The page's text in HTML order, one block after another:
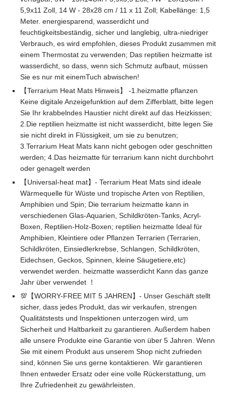
5,9x11 Zoll, 14 W - 28x28 cm / 11 x 11 Zoll; Kabellänge: 1,5
Meter. energiesparend, wasserdicht und
feuchtigkeitsbeständig, sicher und langlebig, ultra-niedriger
Verbrauch, es wird empfohlen, dieses Produkt zusammen mit
einem Thermostat zu verwenden; Das reptilien heizmatte ist
wasserdicht, so dass, wenn sich Schmutz aufbaut, müssen
Sie es nur mit einemTuch abwischen!
【Terrarium Heat Mats Hinweis】 -1.heizmatte pflanzen
Keine digitale Anzeigefunktion auf dem Zifferblatt, bitte legen
Sie Ihr krabbelndes Haustier nicht direkt auf das Heizkissen;
2.Die reptilien heizmatte ist nicht wasserdicht, bitte legen Sie
sie nicht direkt in Flüssigkeit, um sie zu benutzen;
3.Terrarium Heat Mats kann nicht gebogen oder geschnitten
werden; 4.Das heizmatte für terrarium kann nicht durchbohrt
oder genagelt werden
【Universal-heat mat】- Terrarium Heat Mats sind ideale
Wärmequelle für Wüste und tropische Arten von Reptilien,
Amphibien und Spin; Die terrarium heizmatte kann in
verschiedenen Glas-Aquarien, Schildkröten-Tanks, Acryl-
Boxen, Reptilien-Holz-Boxen; reptilien heizmatte Ideal für
Amphibien, Kleintiere oder Pflanzen Terrarien (Terrarien,
Schildkröten, Einsiedlerkrebse, Schlangen, Schildkröten,
Eidechsen, Geckos, Spinnen, kleine Säugetiere,etc)
verwendet werden. heizmatte wasserdicht Kann das ganze
Jahr über verwendet ！
💯【WORRY-FREE MIT 5 JAHREN】- Unser Geschäft stellt
sicher, dass jedes Produkt, das wir verkaufen, strengen
Qualitätstests und Inspektionen unterzogen wird, um
Sicherheit und Haltbarkeit zu garantieren. Außerdem haben
alle unsere Produkte eine Garantie von über 5 Jahren. Wenn
Sie mit einem Produkt aus unserem Shop nicht zufrieden
sind, können Sie uns gerne kontaktieren. Wir garantieren
Ihnen entweder Ersatz oder eine volle Rückerstattung, um
Ihre Zufriedenheit zu gewährleisten.